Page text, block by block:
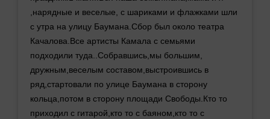
,нарядные и веселые, с шариками и флажками шли
с утра на улицу Баумана.Сбор был около театра
Качалова.Все артисты Камала с семьями
подходили туда..Собравшись,мы большим,
дружным,веселым составом,выстроившись в
ряд,стартовали по улице Баумана в сторону
кольца,потом в сторону площади Свободы.Кто то
приходил с гитарой,кто то с баяном,кто то с